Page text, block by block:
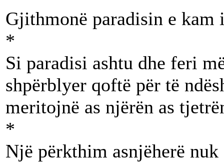
Gjithmonë paradisin e
*
Si paradisi ashtu dhe feri
shpërblyer qoftë për të
meritojnë as njërën as
*
Një përkthim asnjëherë